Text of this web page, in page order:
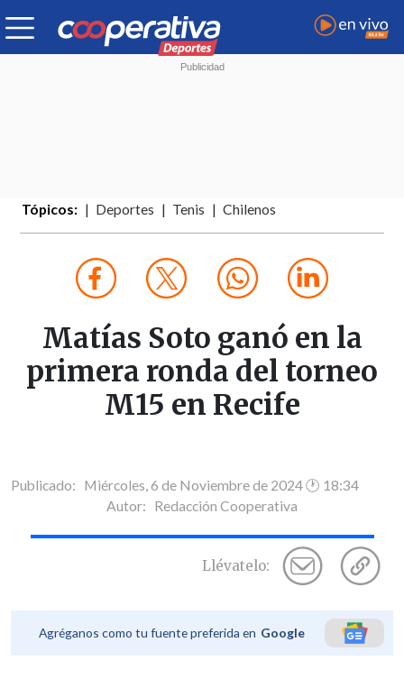
Tópicos: Deportes Tenis Chilenos
Matías Soto ganó en la
primera ronda del torneo
M15 en Recife
Publicado: Miércoles, 6 de Noviembre de 2024 🕐 18:34
Autor: Redacción Cooperativa
Llévatelo:
Agréganos como tu fuente preferida en Google